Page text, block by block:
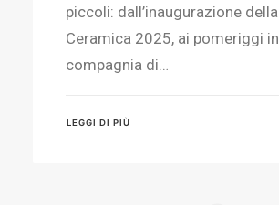
piccoli: dall’inaugurazione della
Ceramica 2025, ai pomeriggi in
compagnia di…
LEGGI DI PIÙ